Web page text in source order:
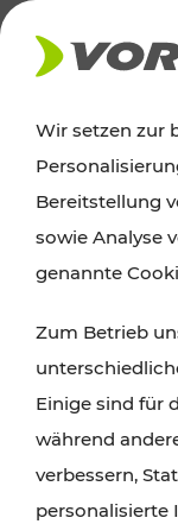
AKTUELLES
Wien,
Wanderungen,
Radtouren
Attraktionen
Angeboten des
Wir setzen zur
Bereitstellung
sowie Analyse
genannte
Zum Betrieb
Einige sind für
während
verbessern,
personalisierte